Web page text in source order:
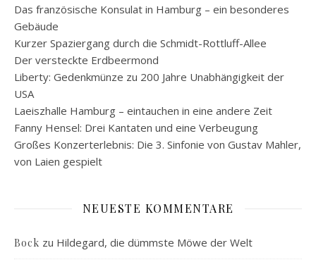
Das französische Konsulat in Hamburg – ein besonderes
Gebäude
Kurzer Spaziergang durch die Schmidt-Rottluff-Allee
Der versteckte Erdbeermond
Liberty: Gedenkmünze zu 200 Jahre Unabhängigkeit der
USA
Laeiszhalle Hamburg – eintauchen in eine andere Zeit
Fanny Hensel: Drei Kantaten und eine Verbeugung
Großes Konzerterlebnis: Die 3. Sinfonie von Gustav Mahler,
von Laien gespielt
NEUESTE KOMMENTARE
Bock zu Hildegard, die dümmste Möwe der Welt